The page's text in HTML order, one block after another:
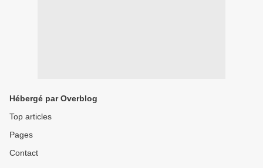
Hébergé par Overblog
Top articles
Pages
Contact